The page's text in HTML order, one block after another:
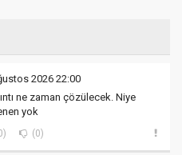
2026 22:00
ne zaman çözülecek. Niye
yok
(0)